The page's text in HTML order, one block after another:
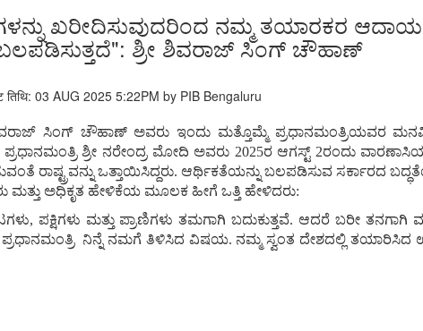
ಖರೀದಿಸುವುದರಿಂದ ನಮ್ಮ ತಯಾರಕರ ಆದಾಯ
ಶ್ರೀ ಶಿವರಾಜ್ ಸಿಂಗ್ ಚೌಹಾಣ್
तिथि: 03 AUG 2025 5:22PM by PIB Bengaluru
ಶಿವರಾಜ್ ಸಿಂಗ್ ಚೌಹಾಣ್ ಅವರು ಇಂದು ಮತ್ತೊಮ್ಮೆ ಪ್ರಧಾನಮಂತ್ರಿಯವರ
ಪ್ರಧಾನಮಂತ್ರಿ ಶ್ರೀ ನರೇಂದ್ರ ಮೋದಿ ಅವರು 2025ರ ಆಗಸ್ಟ್ 2ರಂದು
ರಾಷ್ಟ್ರವನ್ನು ಒತ್ತಾಯಿಸಿದ್ದರು. ಆರ್ಥಿಕತೆಯನ್ನು ಬಲಪಡಿಸುವ ಸರ್ಕಾರದ
ಮತ್ತು ಅಧಿಕೃತ ಹೇಳಿಕೆಯ ಮೂಲಕ ಹೀಗೆ ಒತ್ತಿ ಹೇಳಿದರು:
ಮತ್ತು ಪ್ರಾಣಿಗಳು ತಮಗಾಗಿ ಬದುಕುತ್ತವೆ. ಆದರೆ ಬರೀ ತನಗಾಗಿ
ಪ್ರಧಾನಮಂತ್ರಿ ನಿನ್ನೆ ನಮಗೆ ತಿಳಿಸಿದ ವಿಷಯ. ನಮ್ಮ ಸ್ವಂತ ದೇಶದಲ್ಲಿ ತಯಾರಿಸಿದ